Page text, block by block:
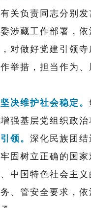
负责同志分别发
涉藏工作部署，依
对做好党建引领寺
举措，担当作为
决维护社会稳定。
强基层党组织政治
领。 深化民族团结
固树立正确的国
中国特色社会主义
、管安全要求，